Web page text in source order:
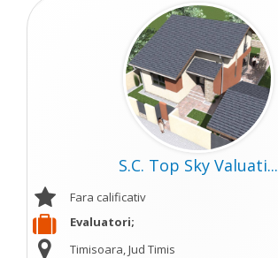
S.C. Top Sky Valuati...
Fara calificativ
Evaluatori;
Timisoara, Jud Timis